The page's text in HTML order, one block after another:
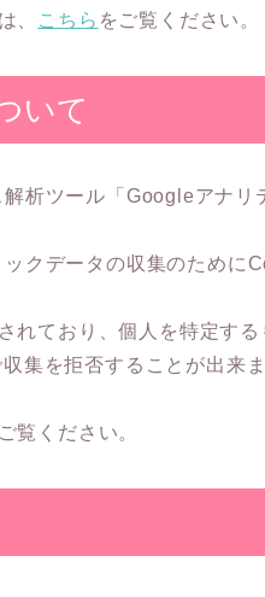
、
こちら をご覧ください。
いて
析ツール「Googleアナリ
クデータの収集のために
れており、個人を特定する
集を拒否することが出来
覧ください。